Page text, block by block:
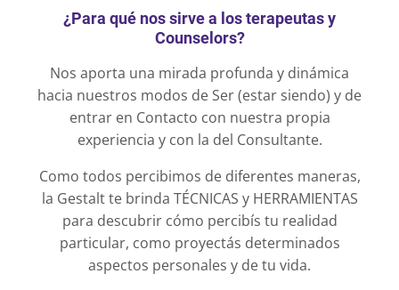
¿Para qué nos sirve a los terapeutas y
Counselors?
Nos aporta una mirada profunda y dinámica
hacia nuestros modos de Ser (estar siendo) y de
entrar en Contacto con nuestra propia
experiencia y con la del Consultante.
Como todos percibimos de diferentes maneras,
la Gestalt te brinda TÉCNICAS y HERRAMIENTAS
para descubrir cómo percibís tu realidad
particular, como proyectás determinados
aspectos personales y de tu vida.